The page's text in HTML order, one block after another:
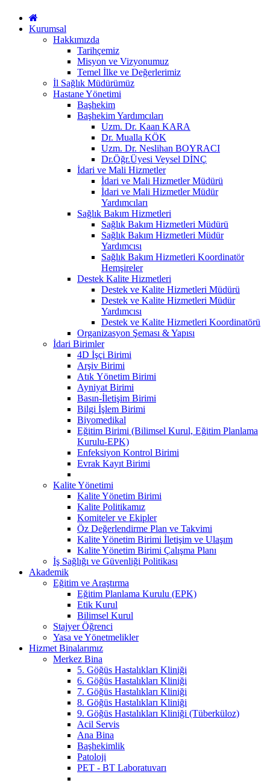
Kurumsal
Hakkımızda
Tarihçemiz
Misyon ve Vizyonumuz
Temel İlke ve Değerlerimiz
İl Sağlık Müdürümüz
Hastane Yönetimi
Başhekim
Başhekim Yardımcıları
Uzm. Dr. Kaan KARA
Dr. Mualla KÖK
Uzm. Dr. Neslihan BOYRACI
Dr.Öğr.Üyesi Veysel DİNÇ
İdari ve Mali Hizmetler
İdari ve Mali Hizmetler Müdürü
İdari ve Mali Hizmetler Müdür
Yardımcıları
Sağlık Bakım Hizmetleri
Sağlık Bakım Hizmetleri Müdürü
Sağlık Bakım Hizmetleri Müdür
Yardımcısı
Sağlık Bakım Hizmetleri Koordinatör
Hemşireler
Destek Kalite Hizmetleri
Destek ve Kalite Hizmetleri Müdürü
Destek ve Kalite Hizmetleri Müdür
Yardımcısı
Destek ve Kalite Hizmetleri Koordinatörü
Organizasyon Şeması & Yapısı
İdari Birimler
4D İşçi Birimi
Arşiv Birimi
Atık Yönetim Birimi
Ayniyat Birimi
Basın-İletişim Birimi
Bilgi İşlem Birimi
Biyomedikal
Eğitim Birimi (Bilimsel Kurul, Eğitim Planlama
Kurulu-EPK)
Enfeksiyon Kontrol Birimi
Evrak Kayıt Birimi
Kalite Yönetimi
Kalite Yönetim Birimi
Kalite Politikamız
Komiteler ve Ekipler
Öz Değerlendirme Plan ve Takvimi
Kalite Yönetim Birimi İletişim ve Ulaşım
Kalite Yönetim Birimi Çalışma Planı
İş Sağlığı ve Güvenliği Politikası
Akademik
Eğitim ve Araştırma
Eğitim Planlama Kurulu (EPK)
Etik Kurul
Bilimsel Kurul
Stajyer Öğrenci
Yasa ve Yönetmelikler
Hizmet Binalarımız
Merkez Bina
5. Göğüs Hastalıkları Kliniği
6. Göğüs Hastalıkları Kliniği
7. Göğüs Hastalıkları Kliniği
8. Göğüs Hastalıkları Kliniği
9. Göğüs Hastalıkları Kliniği (Tüberküloz)
Acil Servis
Ana Bina
Başhekimlik
Patoloji
PET - BT Laboratuvarı